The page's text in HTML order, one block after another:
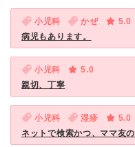
小児科 かぜ
5.0
病児もあります。
小児科
5.0
親切、丁寧
小児科 湿疹
5.0
ネットで検索かつ、ママ友